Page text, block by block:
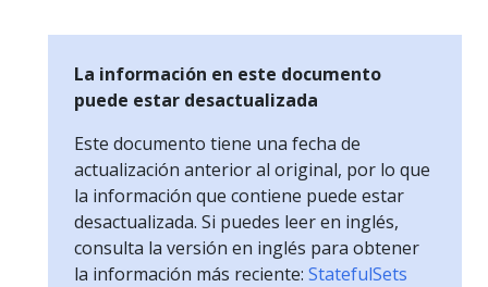
La información en este documento
puede estar desactualizada
Este documento tiene una fecha de
actualización anterior al original, por lo que
la información que contiene puede estar
desactualizada. Si puedes leer en inglés,
consulta la versión en inglés para obtener
la información más reciente: StatefulSets